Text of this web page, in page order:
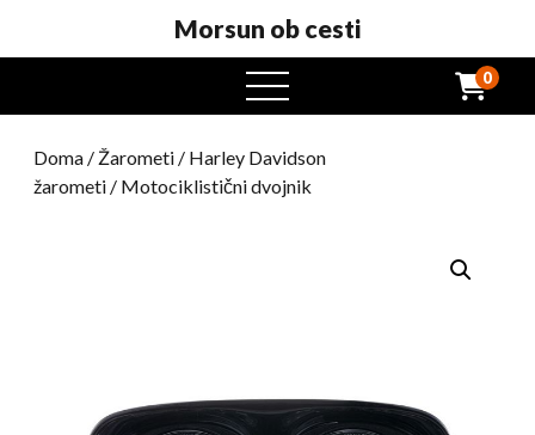
Morsun ob cesti
odprt
meni
0
Doma / Žarometi / Harley Davidson
žarometi / Motociklistični dvojnik